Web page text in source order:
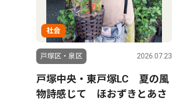
社会
戸塚区・泉区 2026.07.23
戸塚中央・東戸塚LC 夏の風
物詩感じて ほおずきとあさ